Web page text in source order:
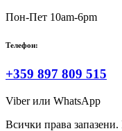
Пон-Пет 10am-6pm
Телефон:
+359 897 809 515
Viber или WhatsApp
Всички права